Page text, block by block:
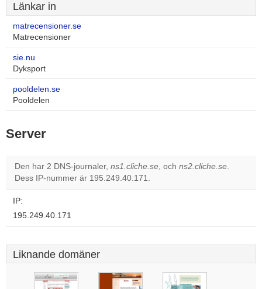
Länkar in
matrecensioner.se
Matrecensioner
sie.nu
Dyksport
pooldelen.se
Pooldelen
Server
Den har 2 DNS-journaler, ns1.cliche.se, och ns2.cliche.se.
Dess IP-nummer är 195.249.40.171.
IP:
195.249.40.171
Liknande domäner